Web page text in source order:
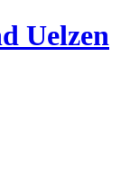
Uelzen